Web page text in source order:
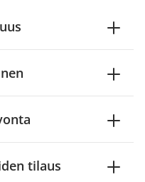
tilaus